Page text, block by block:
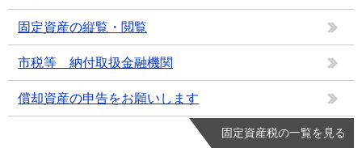
固定資産の縦覧・閲覧
市税等 納付取扱金融機関
償却資産の申告をお願いします
固定資産税の一覧を見る